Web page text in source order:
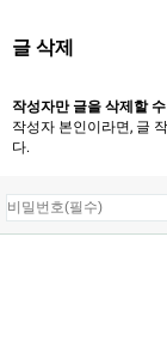
글 삭제
작성자만 글을 삭제할
작성자 본인이라면, 글
다.